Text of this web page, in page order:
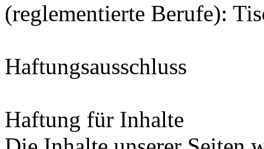
(reglementierte Berufe):
Haftungsausschluss
Haftung für Inhalte